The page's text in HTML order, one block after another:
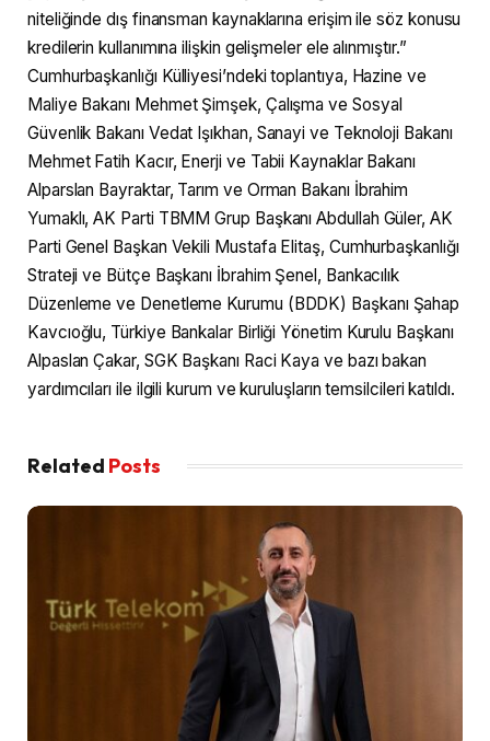
niteliğinde dış finansman kaynaklarına erişim ile söz konusu
kredilerin kullanımına ilişkin gelişmeler ele alınmıştır.”
Cumhurbaşkanlığı Külliyesi’ndeki toplantıya, Hazine ve
Maliye Bakanı Mehmet Şimşek, Çalışma ve Sosyal
Güvenlik Bakanı Vedat Işıkhan, Sanayi ve Teknoloji Bakanı
Mehmet Fatih Kacır, Enerji ve Tabii Kaynaklar Bakanı
Alparslan Bayraktar, Tarım ve Orman Bakanı İbrahim
Yumaklı, AK Parti TBMM Grup Başkanı Abdullah Güler, AK
Parti Genel Başkan Vekili Mustafa Elitaş, Cumhurbaşkanlığı
Strateji ve Bütçe Başkanı İbrahim Şenel, Bankacılık
Düzenleme ve Denetleme Kurumu (BDDK) Başkanı Şahap
Kavcıoğlu, Türkiye Bankalar Birliği Yönetim Kurulu Başkanı
Alpaslan Çakar, SGK Başkanı Raci Kaya ve bazı bakan
yardımcıları ile ilgili kurum ve kuruluşların temsilcileri katıldı.
Related Posts